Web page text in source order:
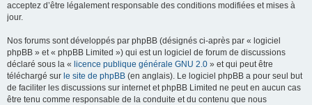
acceptez d’être légalement responsable des conditions modifiées et mises à
jour.
Nos forums sont développés par phpBB (désignés ci-après par « logiciel
phpBB » et « phpBB Limited ») qui est un logiciel de forum de discussions
déclaré sous la « licence publique générale GNU 2.0 » et qui peut être
téléchargé sur le site de phpBB (en anglais). Le logiciel phpBB a pour seul but
de faciliter les discussions sur internet et phpBB Limited ne peut en aucun cas
être tenu comme responsable de la conduite et du contenu que nous